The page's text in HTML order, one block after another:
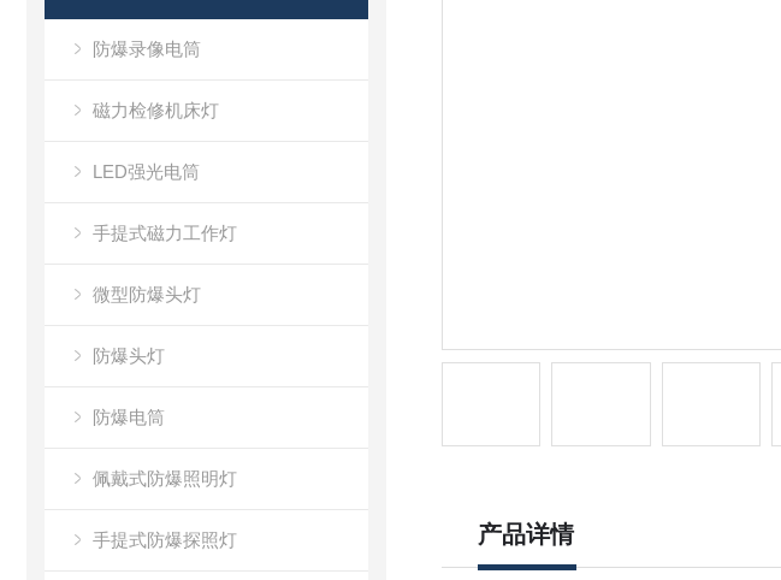
防爆录像电筒
磁力检修机床灯
LED强光电筒
手提式磁力工作灯
微型防爆头灯
防爆头灯
防爆电筒
佩戴式防爆照明灯
手提式防爆探照灯 产品详情